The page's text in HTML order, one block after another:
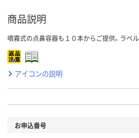
商品説明
噴霧式の点鼻容器も１０本からご提供。ラベル
アイコンの説明
お申込番号